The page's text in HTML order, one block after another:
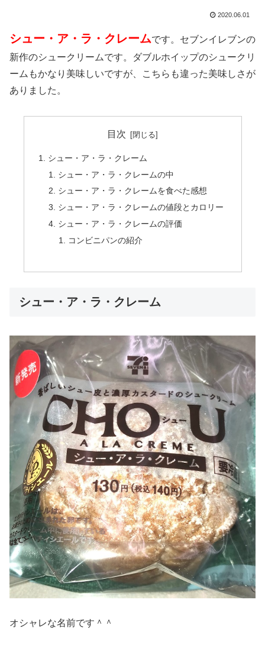
2020.06.01
シュー・ア・ラ・クレームです。セブンイレブンの
新作のシュークリームです。ダブルホイップのシュークリ
ームもかなり美味しいですが、こちらも違った美味しさが
ありました。
目次
シュー・ア・ラ・クレーム
シュー・ア・ラ・クレームの中
シュー・ア・ラ・クレームを食べた感想
シュー・ア・ラ・クレームの値段とカロリー
シュー・ア・ラ・クレームの評価
コンビニパンの紹介
シュー・ア・ラ・クレーム
オシャレな名前です＾＾